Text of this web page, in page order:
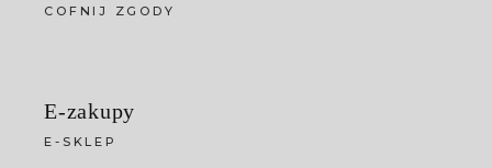
COFNIJ ZGODY
E-zakupy
E-SKLEP